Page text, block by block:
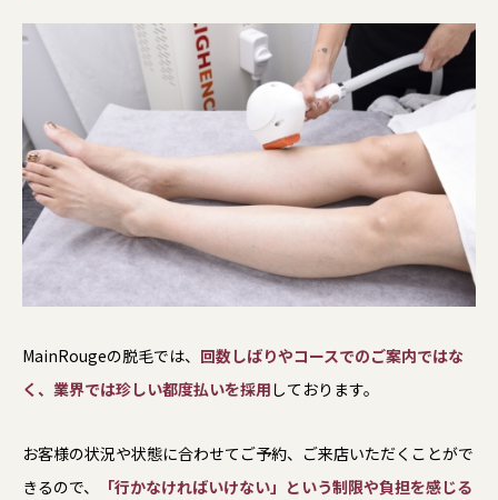
MainRougeの脱毛では、 回数しばりやコースでのご案内ではな
く、業界では珍しい都度払いを採用 しております。
お客様の状況や状態に合わせてご予約、ご来店いただくことがで
きるので、
「行かなければいけない」という制限や負担を感じる